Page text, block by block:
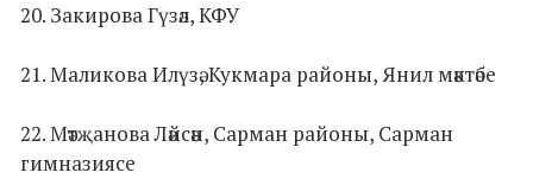
20. Закирова Гүзәл, КФУ
21. Маликова Илүзә, Кукмара районы, Янил мәктәбе
22. Мәтҗанова Ләйсән, Сарман районы, Сарман
гимназиясе